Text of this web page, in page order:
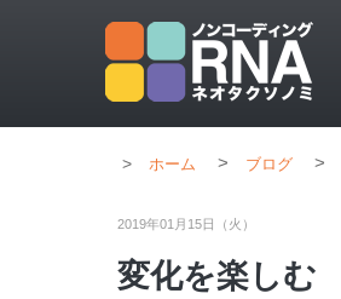
ホーム > ブログ >
2019年01月15日（火）
変化を楽しむ